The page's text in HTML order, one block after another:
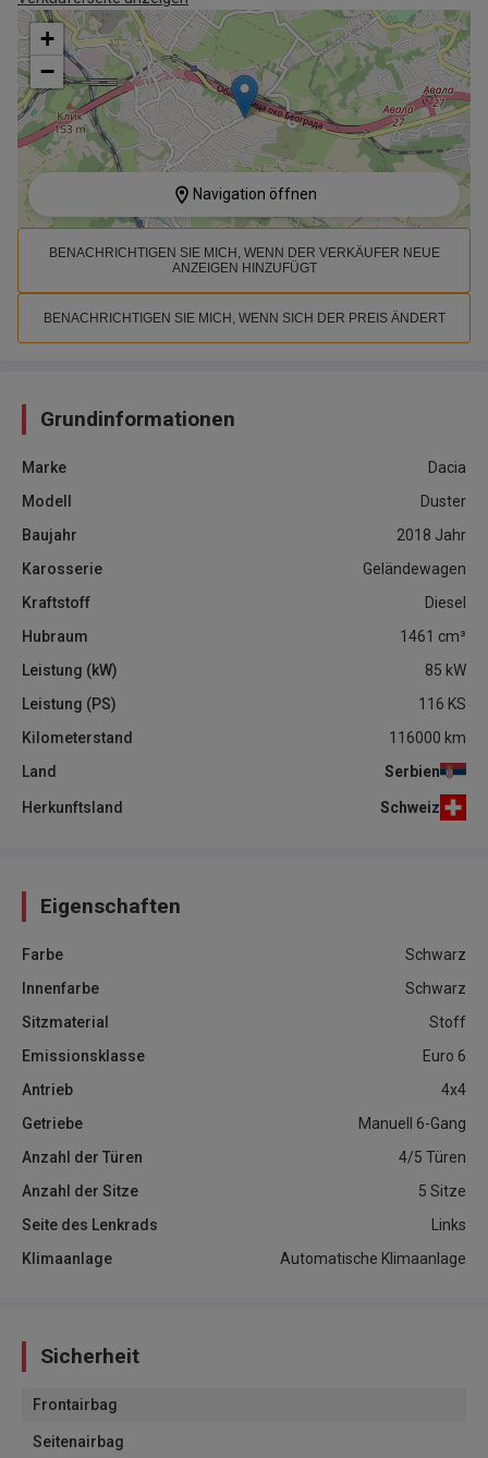
+
−
Navigation öffnen
BENACHRICHTIGEN SIE MICH, WENN DER VERKÄUFER NEUE
ANZEIGEN HINZUFÜGT
BENACHRICHTIGEN SIE MICH, WENN SICH DER PREIS ÄNDERT
Grundinformationen
Marke
Dacia
Modell
Duster
Baujahr
2018 Jahr
Karosserie
Geländewagen
Kraftstoff
Diesel
Hubraum
1461 cm³
Leistung (kW)
85 kW
Leistung (PS)
116 KS
Kilometerstand
116000 km
Land
Serbien
Herkunftsland Schweiz
Eigenschaften
Farbe
Schwarz
Innenfarbe
Schwarz
Sitzmaterial
Stoff
Emissionsklasse
Euro 6
Antrieb
4x4
Getriebe
Manuell 6-Gang
Anzahl der Türen
4/5 Türen
Anzahl der Sitze
5 Sitze
Seite des Lenkrads
Links
Klimaanlage
Automatische Klimaanlage
Sicherheit
Frontairbag
Seitenairbag